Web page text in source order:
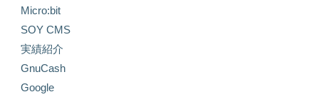
Micro:bit
SOY CMS
実績紹介
GnuCash
Google